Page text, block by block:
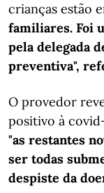
crianças estão
familiares. Foi
pela delegada
preventiva",
O provedor
positivo à
"as restantes
ser todas
despiste da